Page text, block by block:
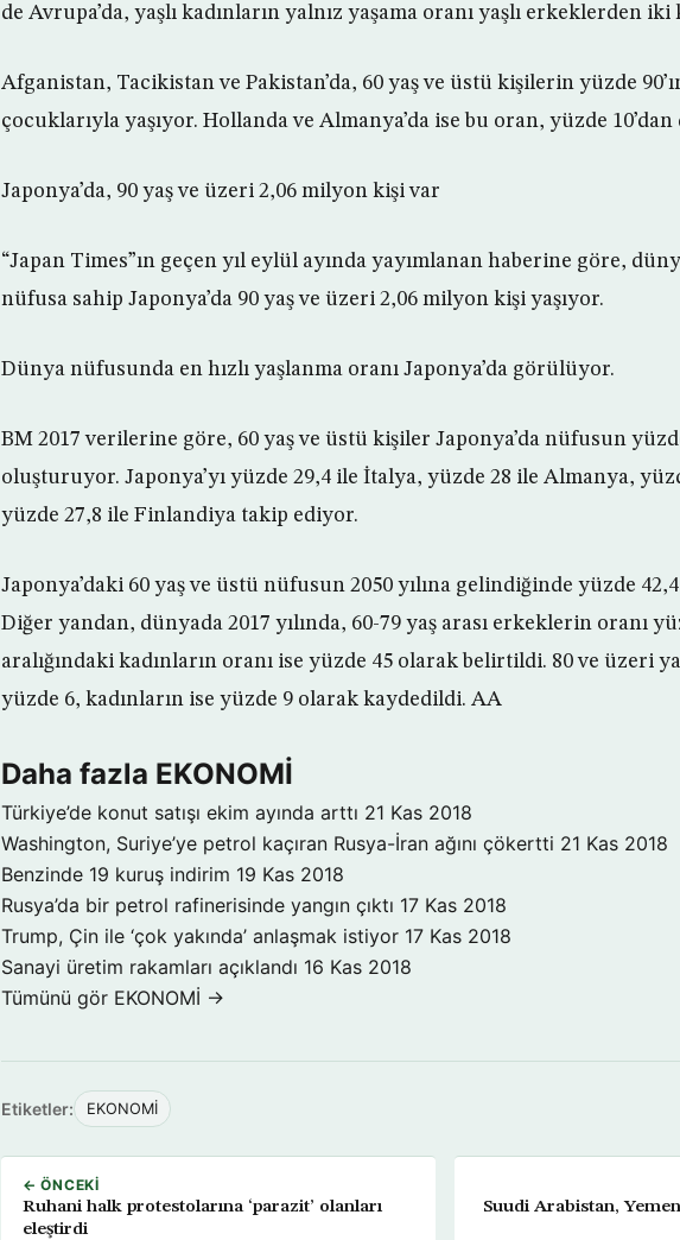
de Avrupa’da, yaşlı kadınların yalnız yaşama oranı yaşlı erkeklerden iki
Afganistan, Tacikistan ve Pakistan’da, 60 yaş ve üstü kişilerin yüzde
çocuklarıyla yaşıyor. Hollanda ve Almanya’da ise bu oran, yüzde 10’dan
Japonya’da, 90 yaş ve üzeri 2,06 milyon kişi var
“Japan Times”ın geçen yıl eylül ayında yayımlanan haberine göre,
nüfusa sahip Japonya’da 90 yaş ve üzeri 2,06 milyon kişi yaşıyor.
Dünya nüfusunda en hızlı yaşlanma oranı Japonya’da görülüyor.
BM 2017 verilerine göre, 60 yaş ve üstü kişiler Japonya’da nüfusun
oluşturuyor. Japonya’yı yüzde 29,4 ile İtalya, yüzde 28 ile Almanya,
yüzde 27,8 ile Finlandiya takip ediyor.
Japonya’daki 60 yaş ve üstü nüfusun 2050 yılına gelindiğinde yüzde
Diğer yandan, dünyada 2017 yılında, 60-79 yaş arası erkeklerin oranı
aralığındaki kadınların oranı ise yüzde 45 olarak belirtildi. 80 ve üzeri
yüzde 6, kadınların ise yüzde 9 olarak kaydedildi. AA
Daha fazla EKONOMİ
Türkiye’de konut satışı ekim ayında arttı 21 Kas 2018
Washington, Suriye’ye petrol kaçıran Rusya-İran ağını çökertti 21 Kas 2018
Benzinde 19 kuruş indirim 19 Kas 2018
Rusya’da bir petrol rafinerisinde yangın çıktı 17 Kas 2018
Trump, Çin ile ‘çok yakında’ anlaşmak istiyor 17 Kas 2018
Sanayi üretim rakamları açıklandı 16 Kas 2018
Tümünü gör EKONOMİ →
Etiketler: EKONOMİ
← ÖNCEKI
Ruhani halk protestolarına ‘parazit’ olanları
eleştirdi
Suudi Arabistan,